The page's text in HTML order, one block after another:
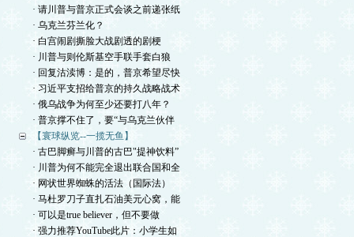
· 请川普与普京正式会谈之前递张纸
· 乌克兰芬兰化？
· 白宫闹剧撕脸大战剧透的剧梗
· 川普与则伦斯基空手联手套白狼
· 回复沽渎博：是的，普京希望尽快
· 习近平支招给普京的持久战略战术
· 俄乌战争为何至少还要打八年？
· 普京撑不住了，要“与乌克兰伙伴
【寰球纵览--一揽无鱼】
· 古巴脚癣与川普的古巴"提神饮料”
· 川普为何不能完全退出联合国和全
· 网状世界蜘蛛的活法（国际法）
· 马杜罗刀子直扎石油美元心窝，能
· 可以是true believer，但不要做
· 强力推荐YouTube此片：小学生如